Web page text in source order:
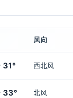
风向
31° 西北风
33° 北风